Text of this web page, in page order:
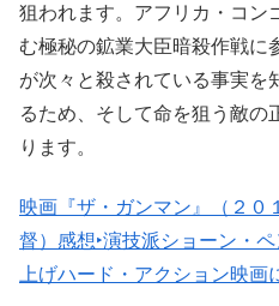
狙われます。アフリカ・コン
む極秘の鉱業大臣暗殺作戦に
が次々と殺されている事実を
るため、そして命を狙う敵の
ります。
映画『ザ・ガンマン』（２０
督）感想‣演技派ショーン・
上げハード・アクション映画